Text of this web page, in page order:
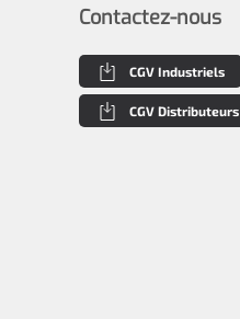
Contactez-nous
CGV Industriels
CGV Distributeurs